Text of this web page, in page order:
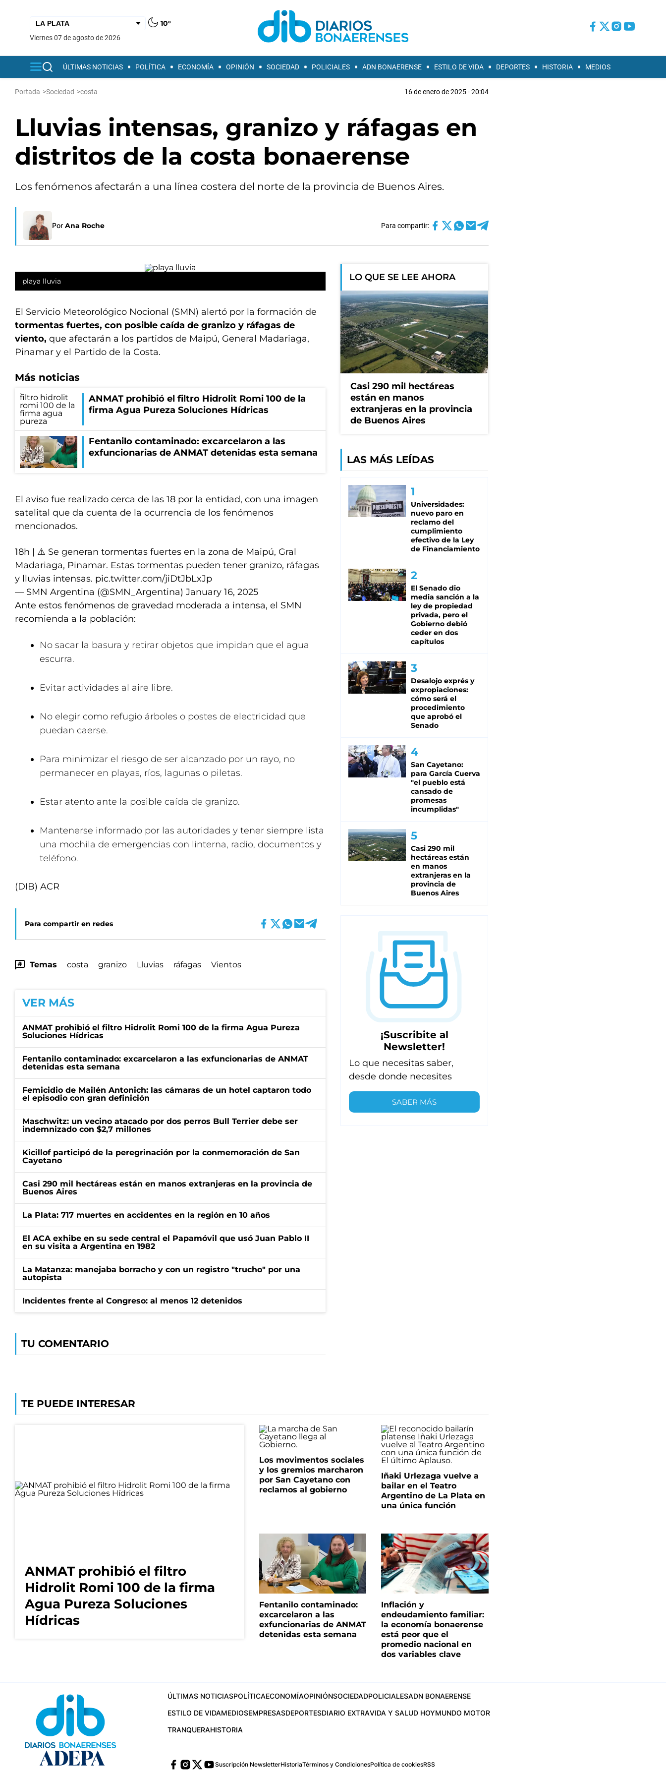
10°
viernes 07 de agosto de 2026
ÚLTIMAS NOTICIAS POLÍTICA ECONOMÍA OPINIÓN SOCIEDAD POLICIALES ADN BONAERENSE ESTILO DE VIDA DEPORTES HISTORIA MEDIOS
Portada >Sociedad >costa 16 de enero de 2025 - 20:04
Lluvias intensas, granizo y ráfagas en
distritos de la costa bonaerense
Los fenómenos afectarán a una línea costera del norte de la provincia de Buenos Aires.
Por Ana Roche Para compartir:
playa lluvia
El Servicio Meteorológico Nocional (SMN) alertó por la formación de
tormentas fuertes, con posible caída de granizo y ráfagas de
viento, que afectarán a los partidos de Maipú, General Madariaga,
Pinamar y el Partido de la Costa.
Más noticias
ANMAT prohibió el filtro Hidrolit Romi 100 de la
firma Agua Pureza Soluciones Hídricas
Fentanilo contaminado: excarcelaron a las
exfuncionarias de ANMAT detenidas esta semana
El aviso fue realizado cerca de las 18 por la entidad, con una imagen
satelital que da cuenta de la ocurrencia de los fenómenos
mencionados.
18h | ⚠️ Se generan tormentas fuertes en la zona de Maipú, Gral
Madariaga, Pinamar. Estas tormentas pueden tener granizo, ráfagas
y lluvias intensas. pic.twitter.com/jiDtJbLxJp
— SMN Argentina (@SMN_Argentina) January 16, 2025
Ante estos fenómenos de gravedad moderada a intensa, el SMN
recomienda a la población:
No sacar la basura y retirar objetos que impidan que el agua
escurra.
Evitar actividades al aire libre.
No elegir como refugio árboles o postes de electricidad que
puedan caerse.
Para minimizar el riesgo de ser alcanzado por un rayo, no
permanecer en playas, ríos, lagunas o piletas.
Estar atento ante la posible caída de granizo.
Mantenerse informado por las autoridades y tener siempre lista
una mochila de emergencias con linterna, radio, documentos y
teléfono.
(DIB) ACR
Para compartir en redes
Temas costa granizo Lluvias ráfagas Vientos
VER MÁS
ANMAT prohibió el filtro Hidrolit Romi 100 de la firma Agua Pureza
Soluciones Hídricas
Fentanilo contaminado: excarcelaron a las exfuncionarias de ANMAT
detenidas esta semana
Femicidio de Mailén Antonich: las cámaras de un hotel captaron todo
el episodio con gran definición
Maschwitz: un vecino atacado por dos perros Bull Terrier debe ser
indemnizado con $2,7 millones
Kicillof participó de la peregrinación por la conmemoración de San
Cayetano
Casi 290 mil hectáreas están en manos extranjeras en la provincia de
Buenos Aires
La Plata: 717 muertes en accidentes en la región en 10 años
El ACA exhibe en su sede central el Papamóvil que usó Juan Pablo II
en su visita a Argentina en 1982
La Matanza: manejaba borracho y con un registro "trucho" por una
autopista
Incidentes frente al Congreso: al menos 12 detenidos
TU COMENTARIO
LO QUE SE LEE AHORA
Casi 290 mil hectáreas
están en manos
extranjeras en la provincia
de Buenos Aires
LAS MÁS LEÍDAS
Universidades:
nuevo paro en
reclamo del
cumplimiento
efectivo de la Ley
de Financiamiento
El Senado dio
media sanción a la
ley de propiedad
privada, pero el
Gobierno debió
ceder en dos
capítulos
Desalojo exprés y
expropiaciones:
cómo será el
procedimiento
que aprobó el
Senado
San Cayetano:
para García Cuerva
"el pueblo está
cansado de
promesas
incumplidas"
Casi 290 mil
hectáreas están
en manos
extranjeras en la
provincia de
Buenos Aires
¡Suscribite al
Newsletter!
Lo que necesitas saber,
desde donde necesites
SABER MÁS
TE PUEDE INTERESAR
ANMAT prohibió el filtro
Hidrolit Romi 100 de la firma
Agua Pureza Soluciones
Hídricas
Los movimentos sociales
y los gremios marcharon
por San Cayetano con
reclamos al gobierno
Iñaki Urlezaga vuelve a
bailar en el Teatro
Argentino de La Plata en
una única función
Fentanilo contaminado:
excarcelaron a las
exfuncionarias de ANMAT
detenidas esta semana
Inflación y
endeudamiento familiar:
la economía bonaerense
está peor que el
promedio nacional en
dos variables clave
ÚLTIMAS NOTICIASPOLÍTICAECONOMÍAOPINIÓNSOCIEDADPOLICIALESADN BONAERENSE
ESTILO DE VIDAMEDIOSEMPRESASDEPORTESDIARIO EXTRAVIDA Y SALUD HOYMUNDO MOTOR
TRANQUERAHISTORIA
Suscripción NewsletterHistoriaTérminos y CondicionesPolítica de cookiesRSS